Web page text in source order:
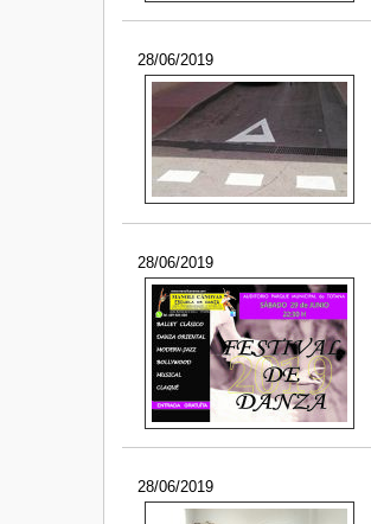
28/06/2019
28/06/2019
28/06/2019